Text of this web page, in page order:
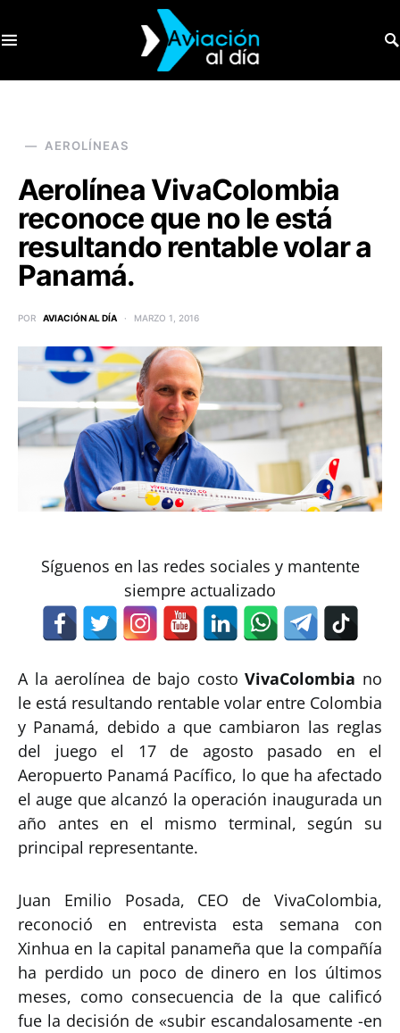
AEROLÍNEAS
Aerolínea VivaColombia
reconoce que no le está
resultando rentable volar a
Panamá.
POR AVIACIÓN AL DÍA MARZO 1, 2016
Síguenos en las redes sociales y mantente
siempre actualizado
A la aerolínea de bajo costoVivaColombia no
le está resultando rentable volar entre Colombia
y Panamá, debido a que cambiaron las reglas
del juego el 17 de agosto pasado en el
Aeropuerto Panamá Pacífico, lo que ha afectado
el auge que alcanzó la operación inaugurada un
año antes en el mismo terminal, según su
principal representante.
Juan Emilio Posada, CEO de VivaColombia,
reconoció en entrevista esta semana con
Xinhua en la capital panameña que la compañía
ha perdido un poco de dinero en los últimos
meses, como consecuencia de la que calificó
fue la decisión de «subir escandalosamente -en